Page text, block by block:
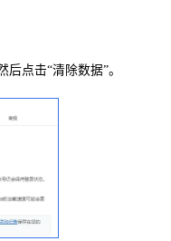
点击“清除数据”。